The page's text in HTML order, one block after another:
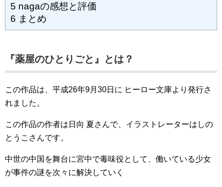
5 nagaの感想と評価
6 まとめ
『薬屋のひとりごと』とは？
この作品は、平成26年9月30日に ヒーロー文庫より発行さ
れました。
この作品の作者は日向 夏さんで、イラストレーターはしの
とうこさんです。
中世の中国を舞台に宮中で毒味役として、働いている少女
が事件の謎を次々に解決していく